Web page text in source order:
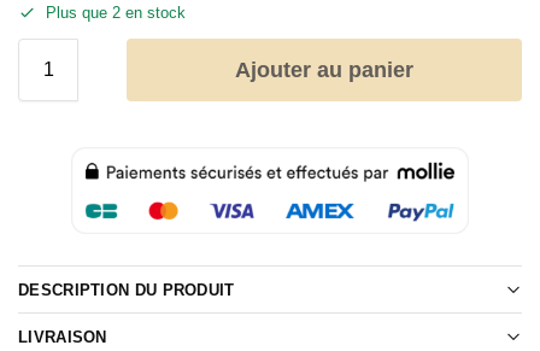
Plus que 2 en stock
Ajouter au panier
DESCRIPTION DU PRODUIT
LIVRAISON